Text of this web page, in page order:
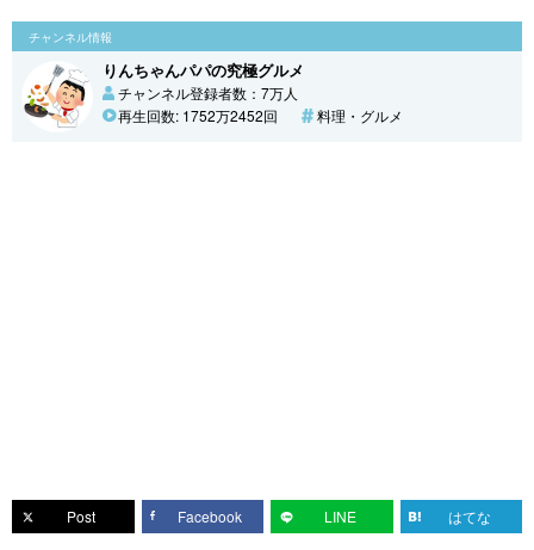
チャンネル情報
りんちゃんパパの究極グルメ
チャンネル登録者数：7万人
再生回数: 1752万2452回
料理・グルメ
Post Facebook LINE はてな